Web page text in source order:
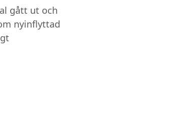
gått ut och
nyinflyttad